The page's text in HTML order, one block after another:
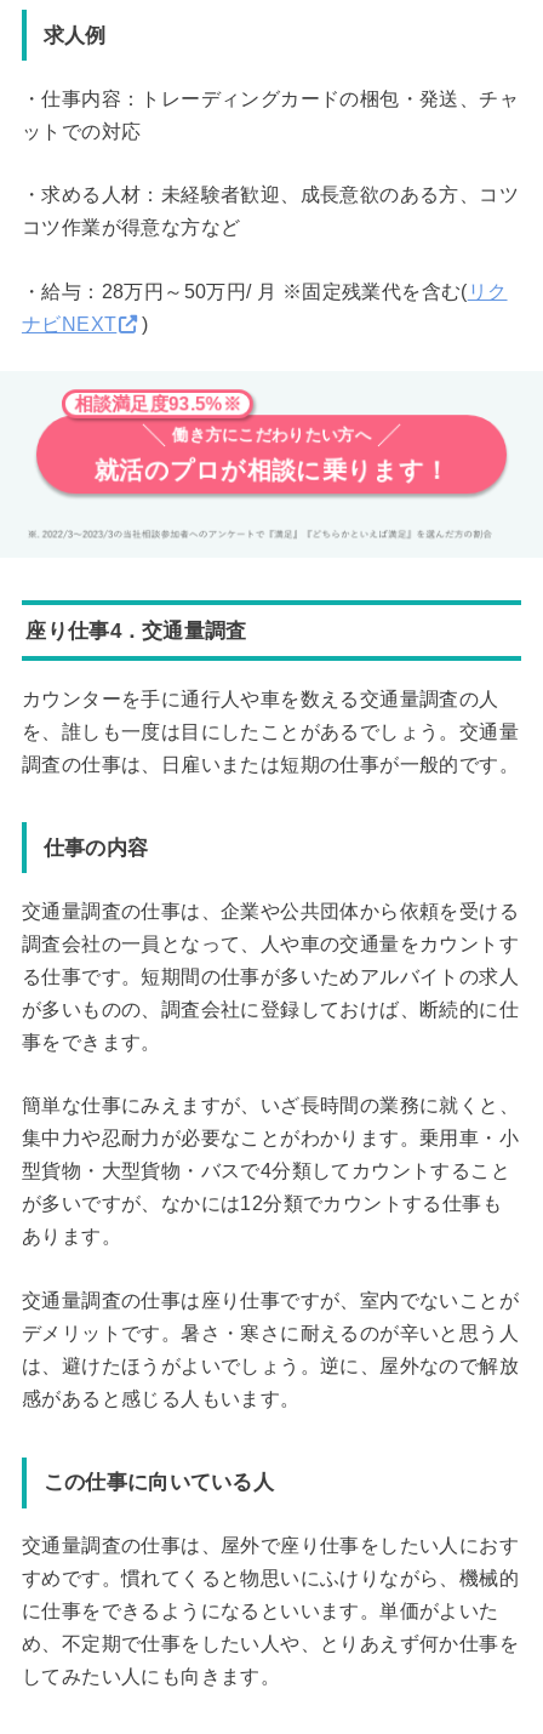
求人例
・仕事内容：トレーディングカードの梱包・発送、チャ
ットでの対応
・求める人材：未経験者歓迎、成長意欲のある方、コツ
コツ作業が得意な方など
・給与：28万円～50万円/ 月 ※固定残業代を含む( リク
ナビNEXT
)
相談満足度93.5%※
働き方にこだわりたい方へ
就活のプロが相談に乗ります！
座り仕事4．交通量調査
カウンターを手に通行人や車を数える交通量調査の人
を、誰しも一度は目にしたことがあるでしょう。交通量
調査の仕事は、日雇いまたは短期の仕事が一般的です。
仕事の内容
交通量調査の仕事は、企業や公共団体から依頼を受ける
調査会社の一員となって、人や車の交通量をカウントす
る仕事です。短期間の仕事が多いためアルバイトの求人
が多いものの、調査会社に登録しておけば、断続的に仕
事をできます。
簡単な仕事にみえますが、いざ長時間の業務に就くと、
集中力や忍耐力が必要なことがわかります。乗用車・小
型貨物・大型貨物・バスで4分類してカウントすること
が多いですが、なかには12分類でカウントする仕事も
あります。
交通量調査の仕事は座り仕事ですが、室内でないことが
デメリットです。暑さ・寒さに耐えるのが辛いと思う人
は、避けたほうがよいでしょう。逆に、屋外なので解放
感があると感じる人もいます。
この仕事に向いている人
交通量調査の仕事は、屋外で座り仕事をしたい人におす
すめです。慣れてくると物思いにふけりながら、機械的
に仕事をできるようになるといいます。単価がよいた
め、不定期で仕事をしたい人や、とりあえず何か仕事を
してみたい人にも向きます。